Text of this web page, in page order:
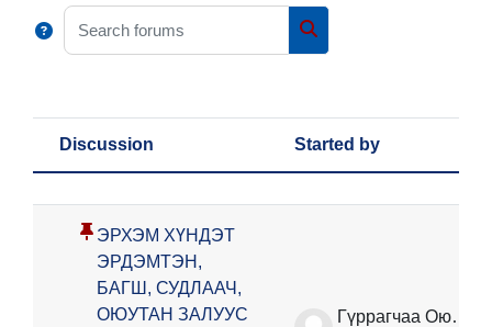
Search forums
Search forums
Status
Discussion Started by
ЭРХЭМ ХҮНДЭТ
ЭРДЭМТЭН,
БАГШ, СУДЛААЧ,
ОЮУТАН ЗАЛУУС
Гүррагчаа Оюунбилэг